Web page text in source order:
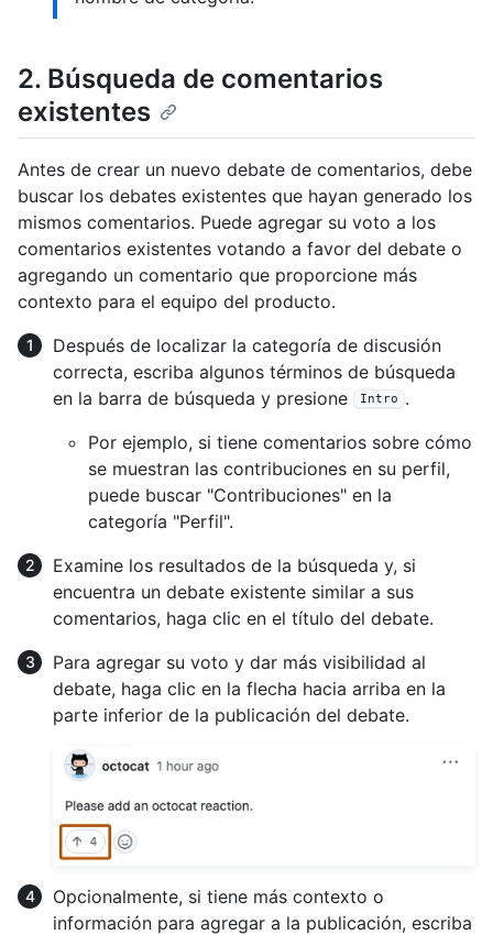
2. Búsqueda de comentarios
existentes
Antes de crear un nuevo debate de comentarios, debe
buscar los debates existentes que hayan generado los
mismos comentarios. Puede agregar su voto a los
comentarios existentes votando a favor del debate o
agregando un comentario que proporcione más
contexto para el equipo del producto.
Después de localizar la categoría de discusión
correcta, escriba algunos términos de búsqueda
en la barra de búsqueda y presione
Intro
.
Por ejemplo, si tiene comentarios sobre cómo
se muestran las contribuciones en su perfil,
puede buscar "Contribuciones" en la
categoría "Perfil".
Examine los resultados de la búsqueda y, si
encuentra un debate existente similar a sus
comentarios, haga clic en el título del debate.
Para agregar su voto y dar más visibilidad al
debate, haga clic en la flecha hacia arriba en la
parte inferior de la publicación del debate.
Opcionalmente, si tiene más contexto o
información para agregar a la publicación, escriba